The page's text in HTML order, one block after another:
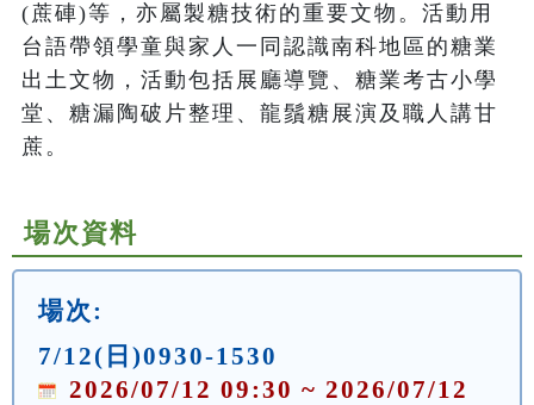
(蔗硨)等，亦屬製糖技術的重要文物。活動用
台語帶領學童與家人一同認識南科地區的糖業
出土文物，活動包括展廳導覽、糖業考古小學
堂、糖漏陶破片整理、龍鬚糖展演及職人講甘
蔗。
場次資料
場次:
7/12(日)0930-1530
2026/07/12 09:30 ~ 2026/07/12